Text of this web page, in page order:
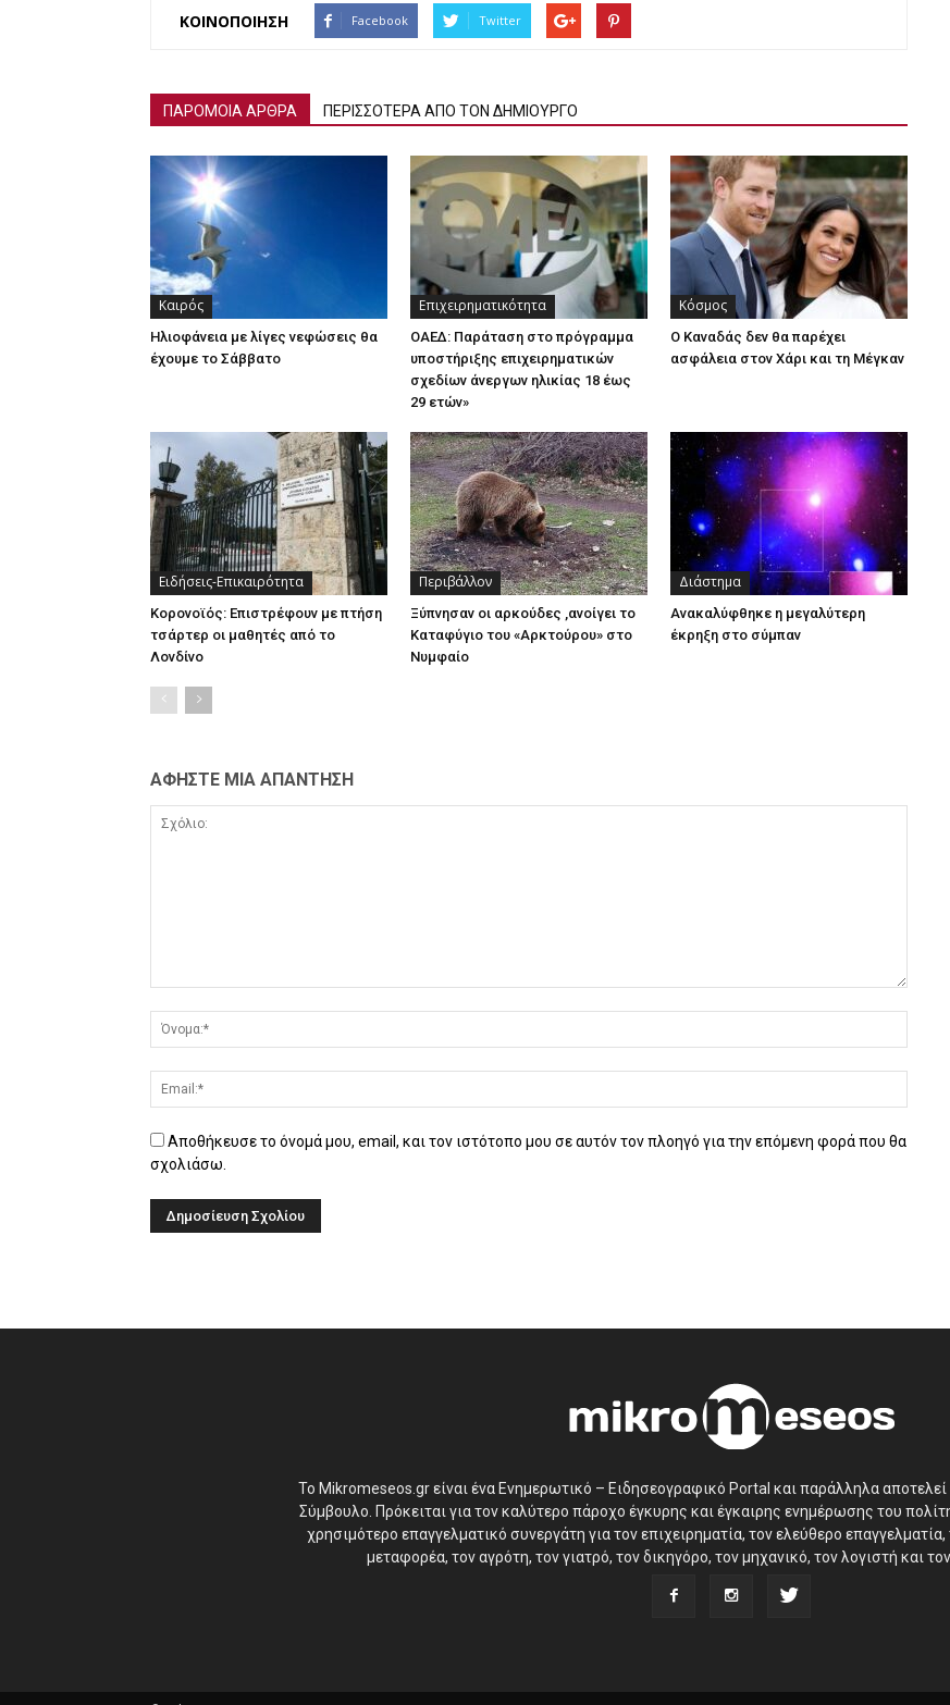
ΚΟΙΝΟΠΟΙΗΣΗ Facebook Twitter
ΠΑΡΟΜΟΙΑ ΑΡΘΡΑ ΠΕΡΙΣΣΟΤΕΡΑ ΑΠΟ ΤΟΝ ΔΗΜΙΟΥΡΓΟ
Καιρός
Ηλιοφάνεια με λίγες νεφώσεις θα
έχουμε το Σάββατο
Επιχειρηματικότητα
ΟΑΕΔ: Παράταση στο πρόγραμμα
υποστήριξης επιχειρηματικών
σχεδίων άνεργων ηλικίας 18 έως
29 ετών»
Κόσμος
Ο Καναδάς δεν θα παρέχει
ασφάλεια στον Χάρι και τη Μέγκαν
Ειδήσεις-Επικαιρότητα
Κορονοϊός: Επιστρέφουν με πτήση
τσάρτερ οι μαθητές από το
Λονδίνο
Περιβάλλον
Ξύπνησαν οι αρκούδες ,ανοίγει το
Καταφύγιο του «Αρκτούρου» στο
Νυμφαίο
Διάστημα
Ανακαλύφθηκε η μεγαλύτερη
έκρηξη στο σύμπαν
ΑΦΗΣΤΕ ΜΙΑ ΑΠΑΝΤΗΣΗ
Αποθήκευσε το όνομά μου, email, και τον ιστότοπο μου σε αυτόν τον πλοηγό για την επόμενη φορά που θα
σχολιάσω.
Το Mikromeseos.gr είναι ένα Ενημερωτικό – Ειδησεογραφικό Portal και παράλληλα αποτελεί
Σύμβουλο. Πρόκειται για τον καλύτερο πάροχο έγκυρης και έγκαιρης ενημέρωσης του
χρησιμότερο επαγγελματικό συνεργάτη για τον επιχειρηματία, τον ελεύθερο
μεταφορέα, τον αγρότη, τον γιατρό, τον δικηγόρο, τον μηχανικό, τον λογιστή και